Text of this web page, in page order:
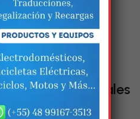
Enlaces Sociales
novidades
pela